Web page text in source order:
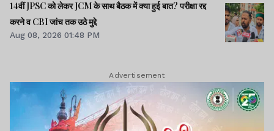
14वीं JPSC को लेकर JCM के साथ बैठक में क्या हुई बात? परीक्षा रद्द
करने व CBI जांच तक उठे मुद्दे
Aug 08, 2026 01:48 PM
Advertisement